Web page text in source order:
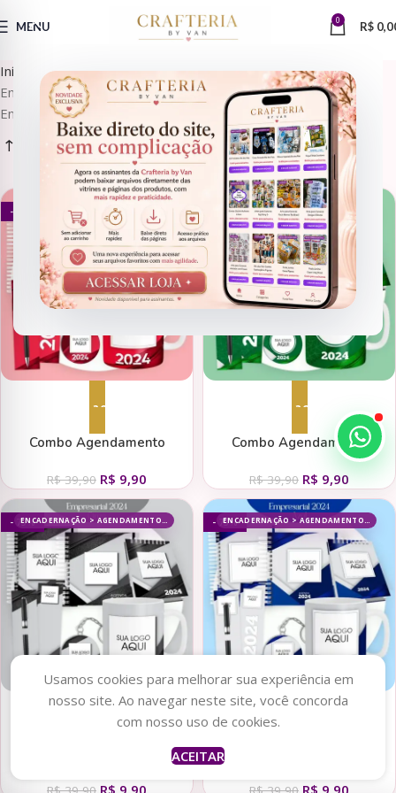
MENU 0 R$
Início
Encadernação > Agendamento, Encadernação > Agendas,
Encadernação
- 75%
Adicionar ao carrinho
Combo Agendamento
(Pamella)
R$39,90 R$ 9,90
- 75%
Adicionar ao carrinho
Combo Agendamento
Empresarial – Verde 2024
(Pamella)
R$39,90 R$ 9,90
- 75%
Adicionar ao carrinho
R$ 9,90
- 75%
Adicionar ao carrinho
R$ 9,90
Usamos cookies para melhorar sua experiência em
nosso site. Ao navegar neste site, você concorda
com nosso uso de cookies.
ACEITAR